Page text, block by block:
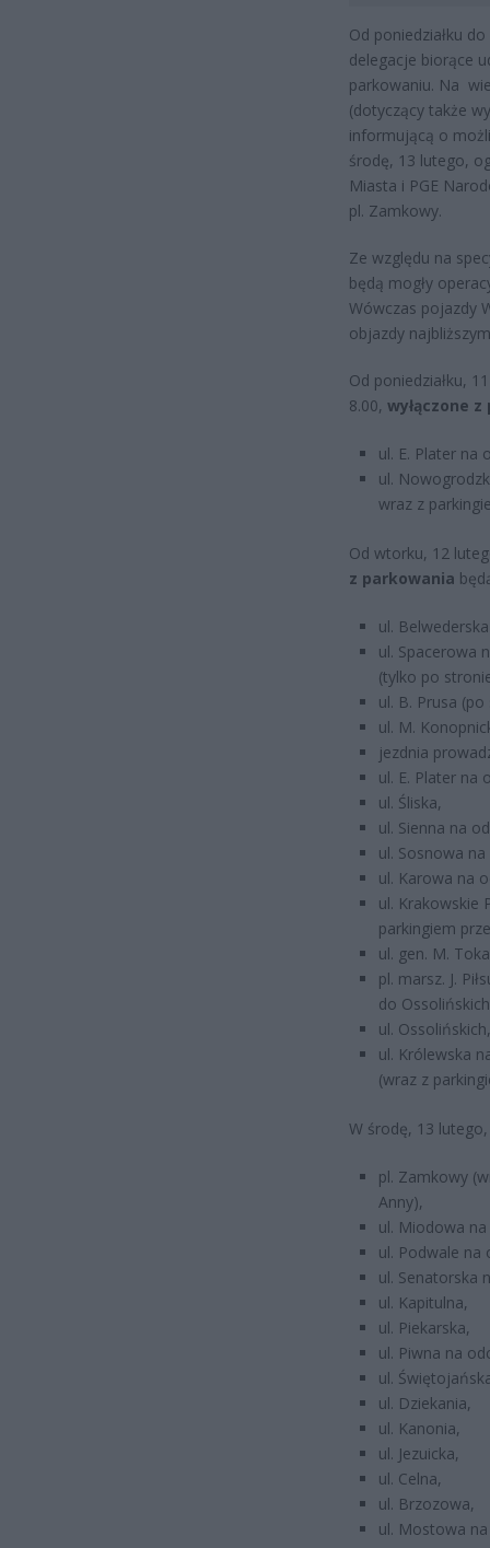
Od poniedziałku
delegacje biorące
parkowaniu. Na
(dotyczący także
informującą o
środę, 13 lutego,
Miasta i PGE
pl. Zamkowy.
Ze względu na
będą mogły
Wówczas pojazdy
objazdy
Od poniedziałku,
8.00, wyłączone
ul. E. Plater na
ul.
wraz z
Od wtorku, 12
z parkowania
ul.
ul. Spacerowa
(tylko po
ul. B. Prusa
ul. M.
jezdnia
ul. E. Plater na
ul. Śliska,
ul. Sienna na
ul. Sosnowa
ul. Karowa na
ul. Krakowskie
parkingiem
ul. gen. M.
pl. marsz. J.
do
ul. Ossolińskich,
ul. Królewska
(wraz z
W środę, 13
pl. Zamkowy
Anny),
ul. Miodowa
ul. Podwale na
ul. Senatorska
ul. Kapitulna,
ul. Piekarska,
ul. Piwna na
ul.
ul. Dziekania,
ul. Kanonia,
ul. Jezuicka,
ul. Celna,
ul. Brzozowa,
ul. Mostowa